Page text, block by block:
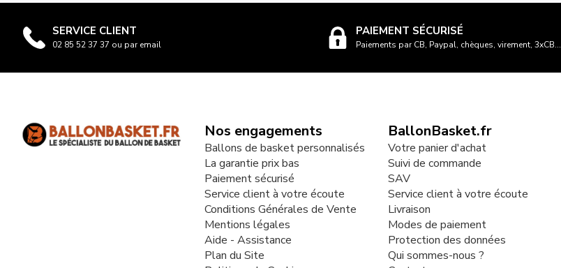
SERVICE CLIENT
02 85 52 37 37 ou par email
PAIEMENT SÉCURISÉ
Paiements par CB, Paypal, chèques, virement, 3xCB...
Nos engagements
Ballons de basket personnalisés
La garantie prix bas
Paiement sécurisé
Service client à votre écoute
Conditions Générales de Vente
Mentions légales
Aide - Assistance
Plan du Site
BallonBasket.fr
Votre panier d'achat
Suivi de commande
SAV
Service client à votre écoute
Livraison
Modes de paiement
Protection des données
Qui sommes-nous ?